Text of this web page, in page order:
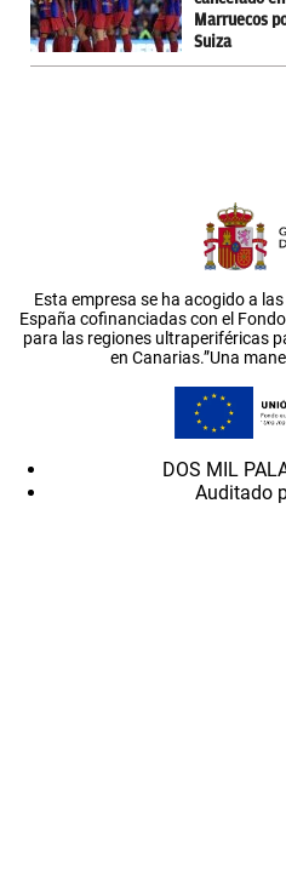
Marruecos
Suiza
Esta empresa se ha acogido a
España cofinanciadas con el
para las regiones ultraperiféricas
en Canarias.”Una
DOS MIL
Auditado